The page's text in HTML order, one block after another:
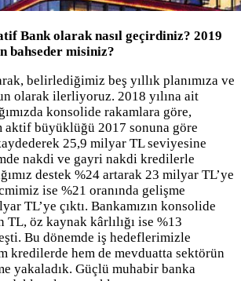
Bank olarak nasıl geçirdiniz? 2019
bahseder misiniz?
belirlediğimiz beş yıllık planımıza ve
olarak ilerliyoruz. 2018 yılına ait
konsolide rakamlara göre,
aktif büyüklüğü 2017 sonuna göre
25,9 milyar TL seviyesine
nakdi ve gayri nakdi kredilerle
destek %24 artarak 23 milyar TL’ye
ise %21 oranında gelişme
TL’ye çıktı. Bankamızın konsolide
TL, öz kaynak kârlılığı ise %13
Bu dönemde iş hedeflerimizle
kredilerde hem de mevduatta sektörün
yakaladık. Güçlü muhabir banka